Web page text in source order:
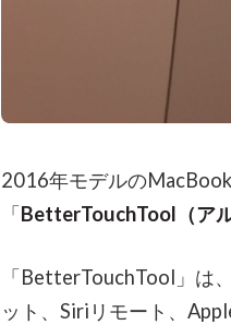
2016年モデルの
「BetterTouchTool（アル
「BetterTouchTool」は
ット、Siriリモート、